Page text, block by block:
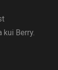
Berry.